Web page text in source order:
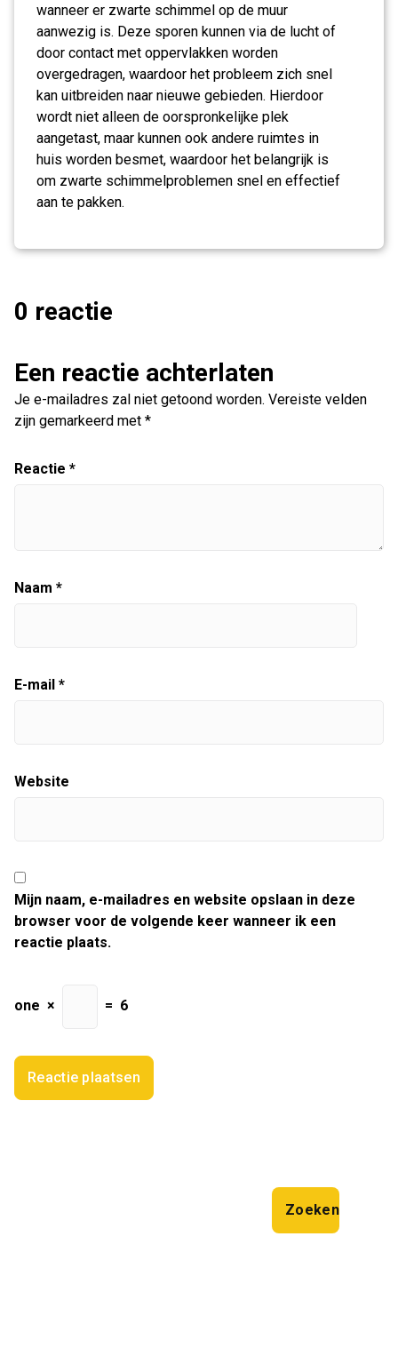
wanneer er zwarte schimmel op de muur
aanwezig is. Deze sporen kunnen via de lucht of
door contact met oppervlakken worden
overgedragen, waardoor het probleem zich snel
kan uitbreiden naar nieuwe gebieden. Hierdoor
wordt niet alleen de oorspronkelijke plek
aangetast, maar kunnen ook andere ruimtes in
huis worden besmet, waardoor het belangrijk is
om zwarte schimmelproblemen snel en effectief
aan te pakken.
0 reactie
Een reactie achterlaten
Je e-mailadres zal niet getoond worden. Vereiste velden
zijn gemarkeerd met *
Reactie *
Naam *
E-mail *
Website
Mijn naam, e-mailadres en website opslaan in deze
browser voor de volgende keer wanneer ik een
reactie plaats.
one × = 6
Zoeken